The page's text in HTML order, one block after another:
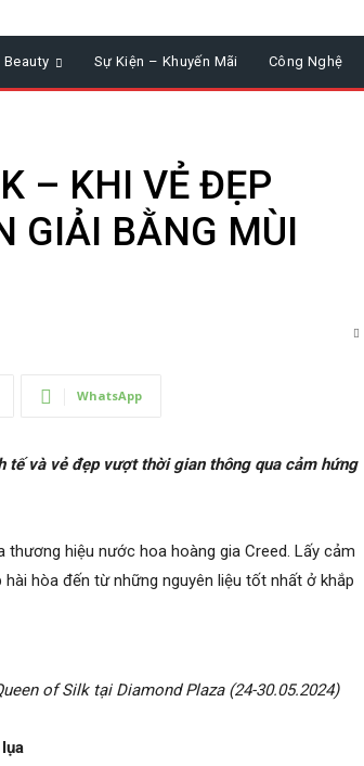
Beauty Sự Kiện – Khuyến Mãi Công Nghệ
– KHI VẺ ĐẸP
GIẢI BẰNG MÙI
WhatsApp
tế và vẻ đẹp vượt thời gian thông qua cảm hứng
hiệu nước hoa hoàng gia Creed. Lấy cảm
hòa đến từ những nguyên liệu tốt nhất ở khắp
of Silk tại Diamond Plaza (24-30.05.2024)